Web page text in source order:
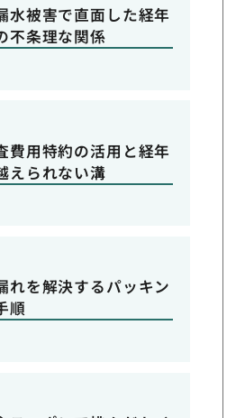
水被害で直面した経年
不条理な関係
費用特約の活用と経年
えられない溝
れを解決するパッキン
順